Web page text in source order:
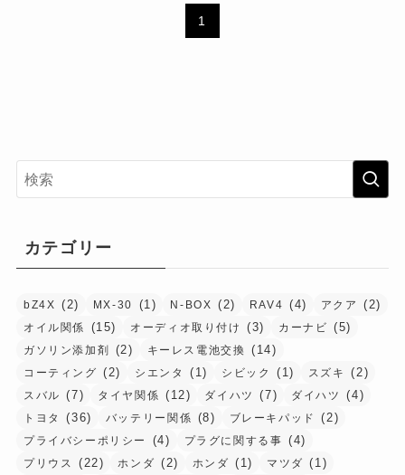
1
カテゴリー
bZ4X (2) MX-30 (1) N-BOX (2) RAV4 (4) アクア (2)
オイル関係 (15) オーディオ取り付け (3) カーナビ (5)
ガソリン添加剤 (2) キーレス電池交換 (14)
コーティング (2) シエンタ (1) シビック (1) スズキ (2)
スバル (7) タイヤ関係 (12) ダイハツ (7) ダイハツ (4)
トヨタ (36) バッテリー関係 (8) ブレーキパッド (2)
プライバシーポリシー (4) プラグに関する事 (4)
プリウス (22) ホンダ (2) ホンダ (1) マツダ (1)